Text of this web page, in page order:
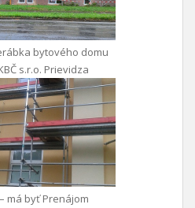
bytového domu
s.r.o. Prievidza
má byť Prenájom